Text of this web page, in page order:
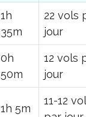
1h
35m
22 vols
jour
0h
50m
12 vols
jour
1h 5m
11-12